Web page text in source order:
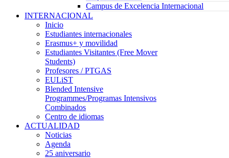
Campus de Excelencia Internacional
INTERNACIONAL
Inicio
Estudiantes internacionales
Erasmus+ y movilidad
Estudiantes Visitantes (Free Mover
Students)
Profesores / PTGAS
EULiST
Blended Intensive
Programmes/Programas Intensivos
Combinados
Centro de idiomas
ACTUALIDAD
Noticias
Agenda
25 aniversario